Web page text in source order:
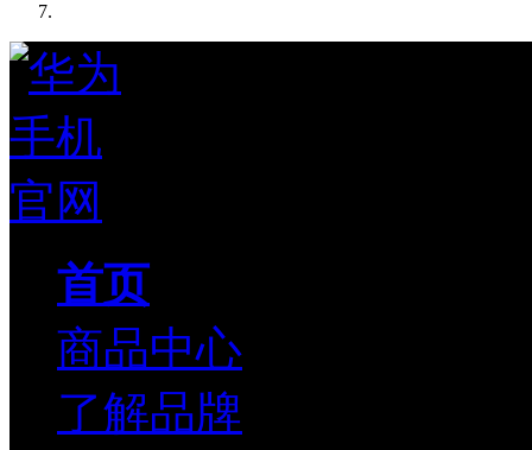
首页
商品中心
了解品牌